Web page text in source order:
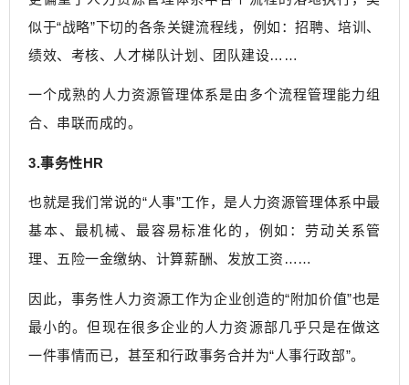
似于“战略”下切的各条关键流程线，例如：招聘、培训、
绩效、考核、人才梯队计划、团队建设……
一个成熟的人力资源管理体系是由多个流程管理能力组
合、串联而成的。
3.事务性HR
也就是我们常说的“人事”工作，是人力资源管理体系中最
基本、最机械、最容易标准化的，例如：劳动关系管
理、五险一金缴纳、计算薪酬、发放工资……
因此，事务性人力资源工作为企业创造的“附加价值”也是
最小的。但现在很多企业的人力资源部几乎只是在做这
一件事情而已，甚至和行政事务合并为“人事行政部”。